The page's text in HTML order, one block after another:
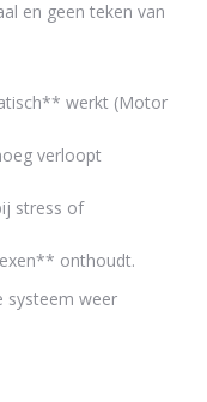
en geen teken van
werkt (Motor
verloopt
stress of
onthoudt.
systeem weer